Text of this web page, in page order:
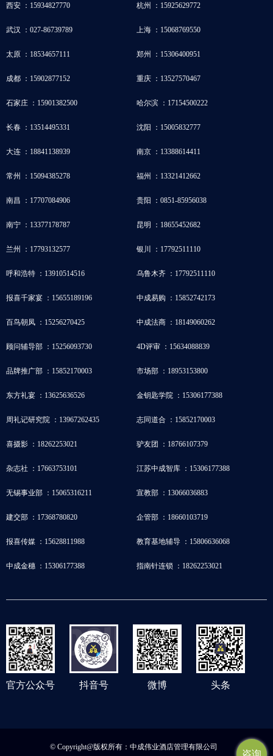
咨询
西安 ：15934827770 杭州 ：15925629772
武汉 ：027-86739789 上海 ：15068769550
太原 ：18534657111 郑州 ：15306400951
成都 ：15902877152 重庆 ：13527570467
石家庄 ：15901382500 哈尔滨 ：17154500222
长春 ：13514495331 沈阳 ：15005832777
大连 ：18841138939 南京 ：13388614411
常州 ：15094385278 福州 ：13321412662
南昌 ：17707084906 贵阳 ：0851-85956038
南宁 ：13377178787 昆明 ：18655452682
兰州 ：17793132577 银川 ：17792511110
呼和浩特 ：13910514516 乌鲁木齐 ：17792511110
报喜千家宴 ：15655189196 中成易购 ：15852742173
百鸟朝凤 ：15256270425 中成法商 ：18149060262
顾问辅导部 ：15256093730 4D评审 ：15634088839
品牌推广部 ：15852170003 市场部 ：18953153800
东方礼宴 ：13625636526 金钥匙学院 ：15306177388
周礼记研究院 ：13967262435 志同道合 ：15852170003
喜摄影 ：18262253021 驴友团 ：18766107379
杂志社 ：17663753101 江苏中成智库 ：15306177388
无锡事业部 ：15065316211 宣教部 ：13066036883
建交部 ：17368780820 企管部 ：18660103719
报喜传媒 ：15628811988 教育基地辅导 ：15806636068
中成金穗 ：15306177388 指南针连锁 ：18262253021
官方公众号 抖音号 微博 头条
© Copyright@版权所有：中成伟业酒店管理有限公司